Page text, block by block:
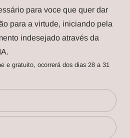
para voce que quer dar
para a virtude, iniciando pela
indesejado através da
e gratuito, ocorrerá dos dias 28 a 31